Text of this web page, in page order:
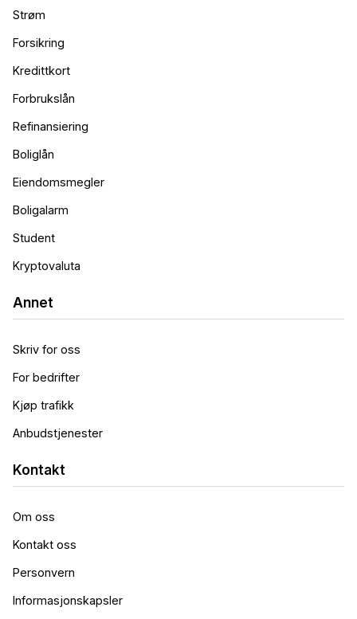
Strøm
Forsikring
Kredittkort
Forbrukslån
Refinansiering
Boliglån
Eiendomsmegler
Boligalarm
Student
Kryptovaluta
Annet
Skriv for oss
For bedrifter
Kjøp trafikk
Anbudstjenester
Kontakt
Om oss
Kontakt oss
Personvern
Informasjonskapsler